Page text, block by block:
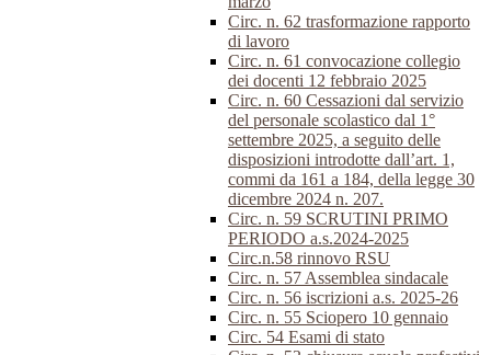
Circ. n. 62 trasformazione rapporto
di lavoro
Circ. n. 61 convocazione collegio
dei docenti 12 febbraio 2025
Circ. n. 60 Cessazioni dal servizio
del personale scolastico dal 1°
settembre 2025, a seguito delle
disposizioni introdotte dall’art. 1,
commi da 161 a 184, della legge 30
dicembre 2024 n. 207.
Circ. n. 59 SCRUTINI PRIMO
PERIODO a.s.2024-2025
Circ.n.58 rinnovo RSU
Circ. n. 57 Assemblea sindacale
Circ. n. 56 iscrizioni a.s. 2025-26
Circ. n. 55 Sciopero 10 gennaio
Circ. 54 Esami di stato